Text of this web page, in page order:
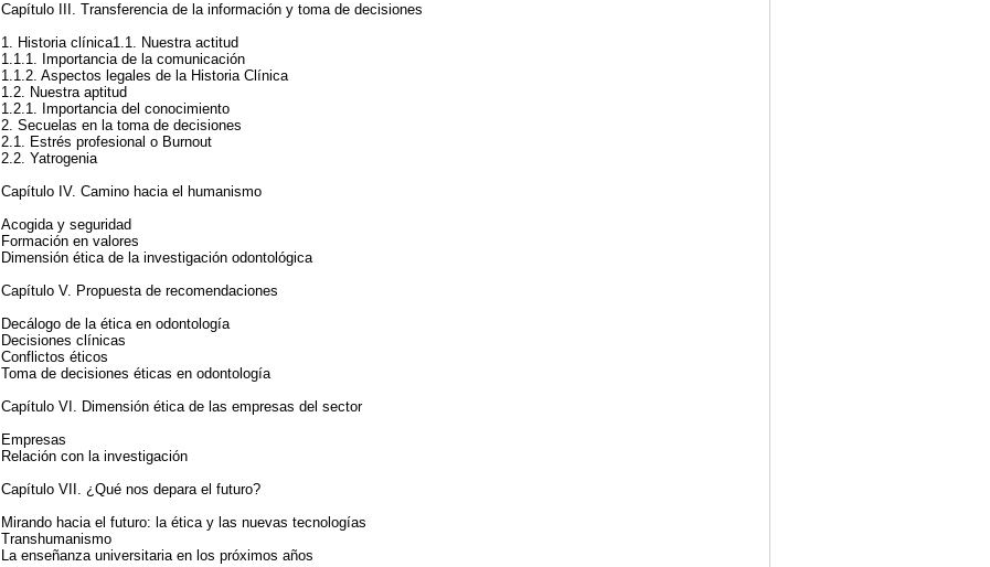
Capítulo III. Transferencia de la información y toma de decisiones
1. Historia clínica1.1. Nuestra actitud
1.1.1. Importancia de la comunicación
1.1.2. Aspectos legales de la Historia Clínica
1.2. Nuestra aptitud
1.2.1. Importancia del conocimiento
2. Secuelas en la toma de decisiones
2.1. Estrés profesional o Burnout
2.2. Yatrogenia
Capítulo IV. Camino hacia el humanismo
Acogida y seguridad
Formación en valores
Dimensión ética de la investigación odontológica
Capítulo V. Propuesta de recomendaciones
Decálogo de la ética en odontología
Decisiones clínicas
Conflictos éticos
Toma de decisiones éticas en odontología
Capítulo VI. Dimensión ética de las empresas del sector
Empresas
Relación con la investigación
Capítulo VII. ¿Qué nos depara el futuro?
Mirando hacia el futuro: la ética y las nuevas tecnologías
Transhumanismo
La enseñanza universitaria en los próximos años